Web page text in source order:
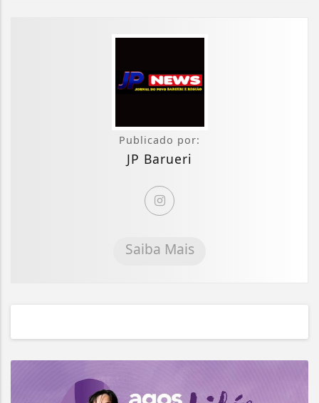
Publicado por:
JP Barueri
Saiba Mais